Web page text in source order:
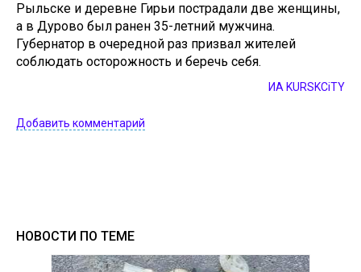
Рыльске и деревне Гирьи пострадали две женщины,
а в Дурово был ранен 35-летний мужчина.
Губернатор в очередной раз призвал жителей
соблюдать осторожность и беречь себя.
ИА KURSKCiTY
Добавить комментарий
НОВОСТИ ПО ТЕМЕ